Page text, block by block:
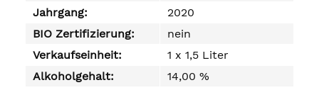
Jahrgang:
2020
BIO Zertifizierung:
nein
Verkaufseinheit:
1 x 1,5 Liter
Alkoholgehalt:
14,00 %